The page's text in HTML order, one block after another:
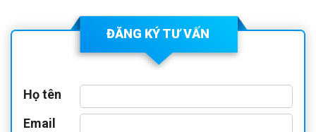
ĐĂNG KÝ TƯ VẤN
Họ tên
Email